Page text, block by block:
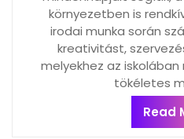
környezetben is
irodai munka során
kreativitást,
melyekhez az
tökéletes
Read